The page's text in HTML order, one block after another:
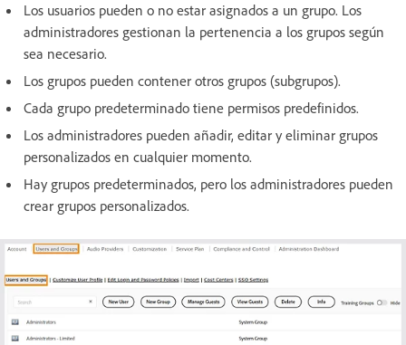
Los usuarios pueden o no estar asignados a un grupo. Los
administradores gestionan la pertenencia a los grupos según
sea necesario.
Los grupos pueden contener otros grupos (subgrupos).
Cada grupo predeterminado tiene permisos predefinidos.
Los administradores pueden añadir, editar y eliminar grupos
personalizados en cualquier momento.
Hay grupos predeterminados, pero los administradores pueden
crear grupos personalizados.